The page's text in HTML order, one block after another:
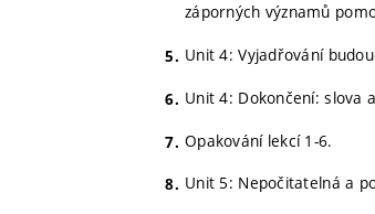
záporných významů
Unit 4: Vyjadřování
Unit 4: Dokončení: slova
Opakování lekcí 1-6.
Unit 5: Nepočitatelná a